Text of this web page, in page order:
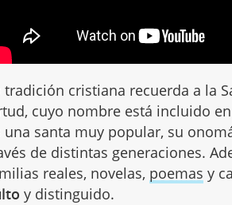
tradición cristiana recuerda a la
cuyo nombre está incluido
una santa muy popular, su
de distintas generaciones.
reales, novelas, poemas y
y distinguido.